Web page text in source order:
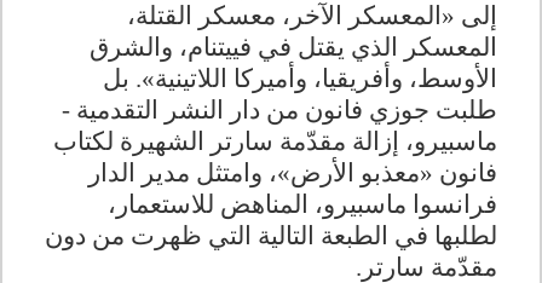
إلى «المعسكر الآخر، معسكر القتلة،
المعسكر الذي يقتل في فييتنام، والشرق
الأوسط، وأفريقيا، وأميركا اللاتينية». بل
طلبت جوزي فانون من دار النشر التقدمية -
ماسبيرو، إزالة مقدّمة سارتر الشهيرة لكتاب
فانون «معذبو الأرض»، وامتثل مدير الدار
فرانسوا ماسبيرو، المناهض للاستعمار،
لطلبها في الطبعة التالية التي ظهرت من دون
مقدّمة سارتر .